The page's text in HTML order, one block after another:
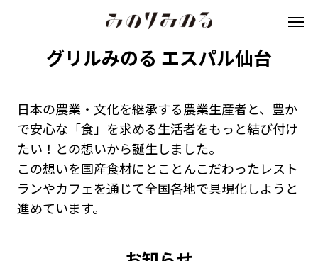
グリルみのる エスパル仙台
日本の農業・文化を継承する農業生産者と、豊か
で安心な「食」を求める生活者をもっと結び付け
たい！との想いから誕生しました。
この想いを国産食材にとことんこだわったレスト
ランやカフェを通じて全国各地で具現化しようと
進めています。